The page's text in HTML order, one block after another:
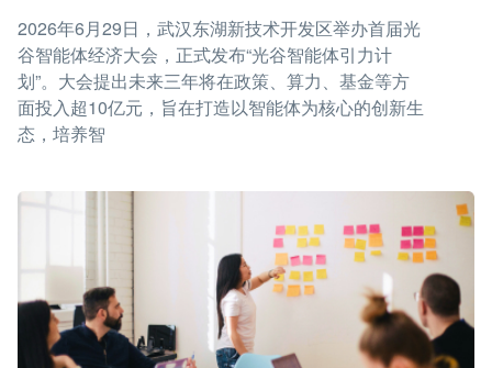
2026年6月29日，武汉东湖新技术开发区举办首届光
谷智能体经济大会，正式发布“光谷智能体引力计
划”。大会提出未来三年将在政策、算力、基金等方
面投入超10亿元，旨在打造以智能体为核心的创新生
态，培养智